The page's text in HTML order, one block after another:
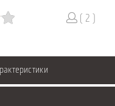
( 2 )